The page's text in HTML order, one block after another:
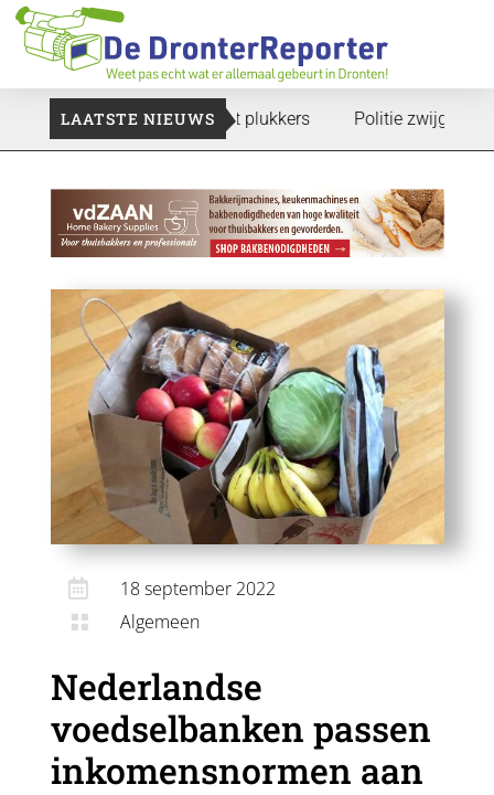
LAATSTE NIEUWS
gaan: Voedselbank zoekt plukkers Politie zwijgt nog
 18 september 2022
 Algemeen
Nederlandse
voedselbanken passen
inkomensnormen aan